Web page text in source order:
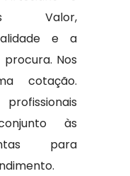
Valor,
e a
Nos
cotação.
às
para